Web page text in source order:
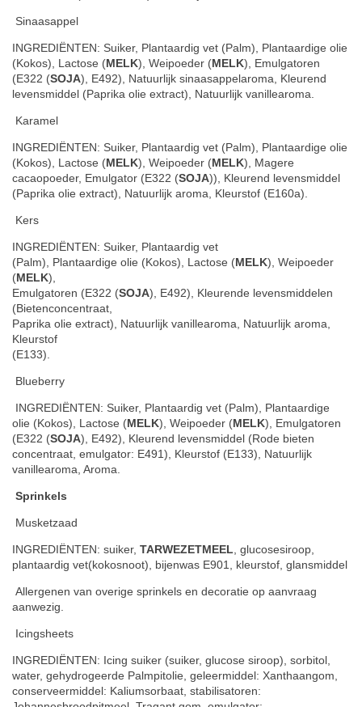
Sinaasappel
INGREDIËNTEN: Suiker, Plantaardig vet (Palm), Plantaardige olie
(Kokos), Lactose (MELK), Weipoeder (MELK), Emulgatoren
(E322 (SOJA), E492), Natuurlijk sinaasappelaroma, Kleurend
levensmiddel (Paprika olie extract), Natuurlijk vanillearoma.
Karamel
INGREDIËNTEN: Suiker, Plantaardig vet (Palm), Plantaardige olie
(Kokos), Lactose (MELK), Weipoeder (MELK), Magere
cacaopoeder, Emulgator (E322 (SOJA)), Kleurend levensmiddel
(Paprika olie extract), Natuurlijk aroma, Kleurstof (E160a).
Kers
INGREDIËNTEN: Suiker, Plantaardig vet
(Palm), Plantaardige olie (Kokos), Lactose (MELK), Weipoeder
(MELK),
Emulgatoren (E322 (SOJA), E492), Kleurende levensmiddelen
(Bietenconcentraat,
Paprika olie extract), Natuurlijk vanillearoma, Natuurlijk aroma,
Kleurstof
(E133).
Blueberry
INGREDIËNTEN: Suiker, Plantaardig vet (Palm), Plantaardige
olie (Kokos), Lactose (MELK), Weipoeder (MELK), Emulgatoren
(E322 (SOJA), E492), Kleurend levensmiddel (Rode bieten
concentraat, emulgator: E491), Kleurstof (E133), Natuurlijk
vanillearoma, Aroma.
Sprinkels
Musketzaad
INGREDIËNTEN: suiker, TARWEZETMEEL , glucosesiroop,
plantaardig vet(kokosnoot), bijenwas E901, kleurstof, glansmiddel
Allergenen van overige sprinkels en decoratie op aanvraag
aanwezig.
Icingsheets
INGREDIËNTEN: Icing suiker (suiker, glucose siroop), sorbitol,
water, gehydrogeerde Palmpitolie, geleermiddel: Xanthaangom,
conserveermiddel: Kaliumsorbaat, stabilisatoren: